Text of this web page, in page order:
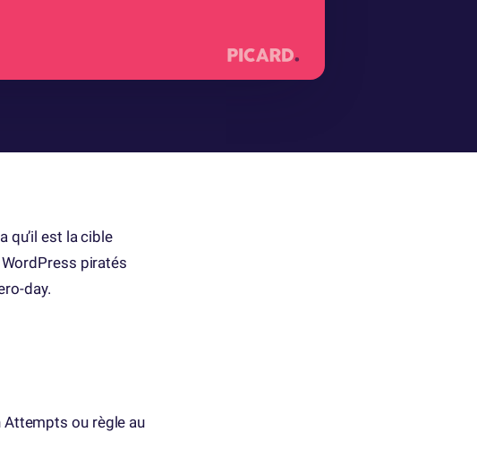
qu’il est la cible
piratés
day.
ou règle au